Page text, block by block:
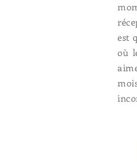
est
où